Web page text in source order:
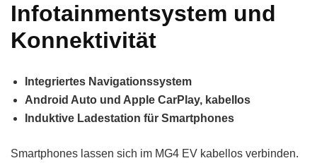
Infotainmentsystem und
Konnektivität
Integriertes Navigationssystem
Android Auto und Apple CarPlay, kabellos
Induktive Ladestation für Smartphones
Smartphones lassen sich im MG4 EV kabellos verbinden.